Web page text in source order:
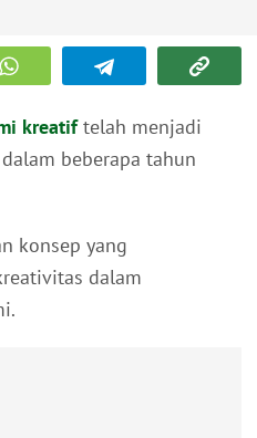
kreatiftelah menjadi
beberapa tahun
konsep yang
dalam